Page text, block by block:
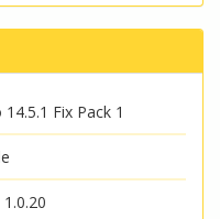
Fix Pack 1